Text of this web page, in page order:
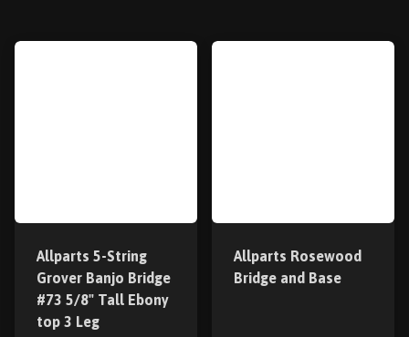
Allparts 5-String
Grover Banjo Bridge
#73 5/8" Tall Ebony
top 3 Leg
Allparts Rosewood
Bridge and Base